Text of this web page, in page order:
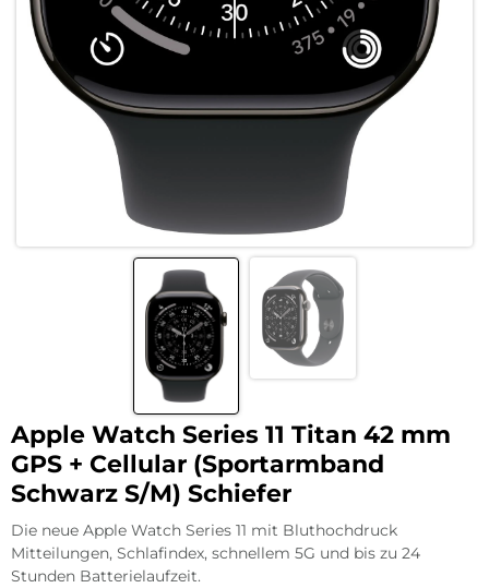
Apple Watch Series 11 Titan 42 mm
GPS + Cellular (Sportarmband
Schwarz S/M) Schiefer
Die neue Apple Watch Series 11 mit Bluthochdruck
Mitteilungen, Schlafindex, schnellem 5G und bis zu 24
Stunden Batterielaufzeit.